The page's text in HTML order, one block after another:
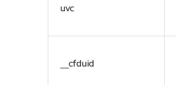
uvc
__cfduid